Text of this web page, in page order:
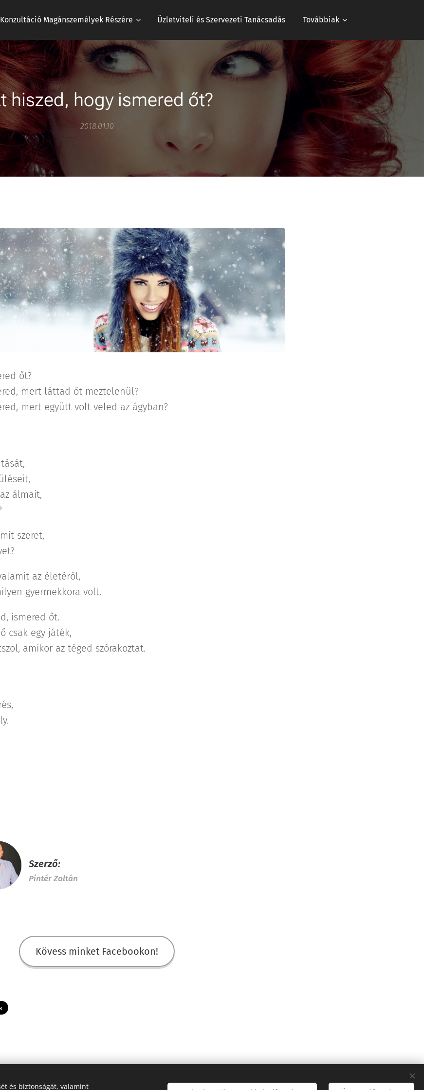
Konzultáció Magánszemélyek Részére Üzletviteli és Szervezeti Tanácsadás Továbbiak
hiszed, hogy ismered őt?
2018.01.10
őt?
mert láttad őt meztelenül?
mert együtt volt veled az ágyban?
álmait,
szeret,
az életéről,
gyermekkora volt.
ismered őt.
csak egy játék,
amikor az téged szórakoztat.
Szerző:
Pintér Zoltán
Kövess minket Facebookon!
és biztonságát, valamint